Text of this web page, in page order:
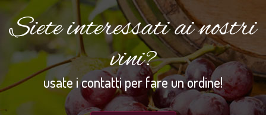
Siete interessati ai nostri
vini?
usate i contatti per fare un ordine!